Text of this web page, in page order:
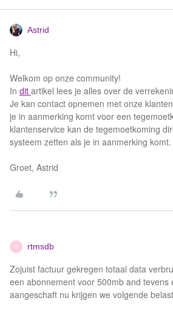
Astrid
Hi,
Welkom op onze community!
In dit artikel lees je alles over de
Je kan contact opnemen met onze
je in aanmerking komt voor een
klantenservice kan de tegemoetkoming
systeem zetten als je in aanmerking komt.
Groet, Astrid
R rtmsdb
Zojuist factuur gekregen totaal data
een abonnement voor 500mb and tevens
aangeschaft nu krijgen we volgende